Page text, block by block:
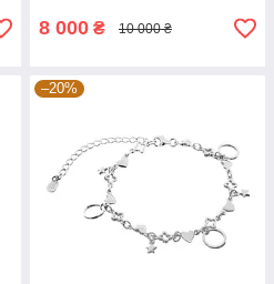
8 000 ₴ 10 000 ₴
–20%